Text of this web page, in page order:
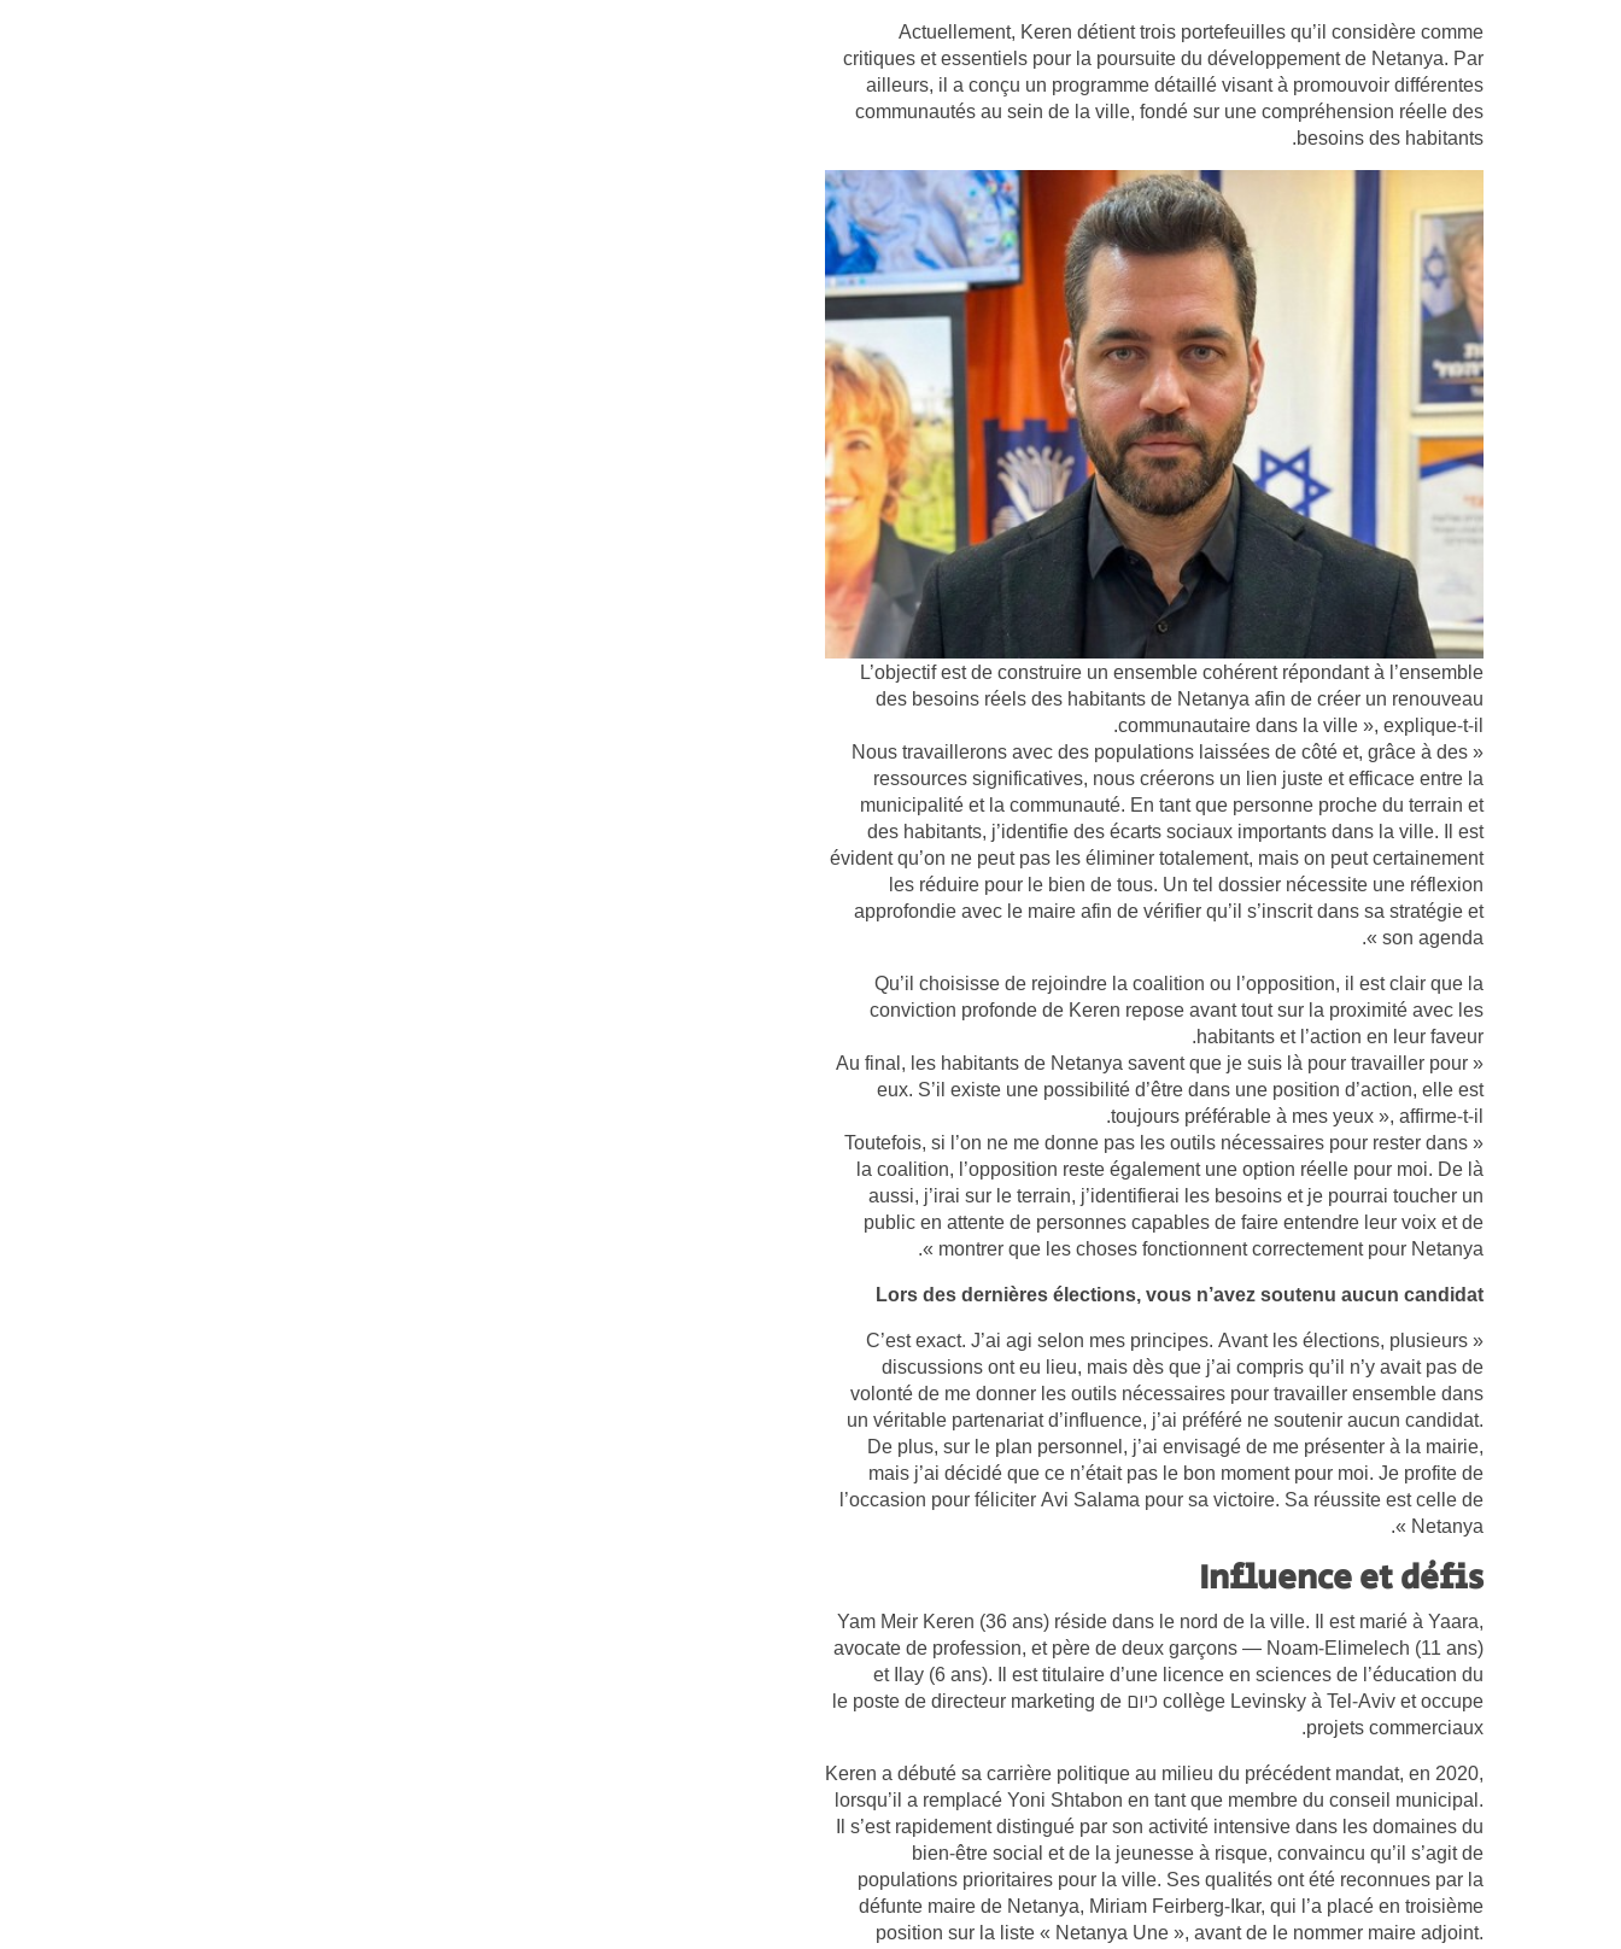
Actuellement, Keren détient trois portefeuilles qu’il considère comme
critiques et essentiels pour la poursuite du développement de Netanya. Par
ailleurs, il a conçu un programme détaillé visant à promouvoir différentes
communautés au sein de la ville, fondé sur une compréhension réelle des
besoins des habitants.
L’objectif est de construire un ensemble cohérent répondant à l’ensemble
des besoins réels des habitants de Netanya afin de créer un renouveau
communautaire dans la ville », explique-t-il.
« Nous travaillerons avec des populations laissées de côté et, grâce à des
ressources significatives, nous créerons un lien juste et efficace entre la
municipalité et la communauté. En tant que personne proche du terrain et
des habitants, j’identifie des écarts sociaux importants dans la ville. Il est
évident qu’on ne peut pas les éliminer totalement, mais on peut certainement
les réduire pour le bien de tous. Un tel dossier nécessite une réflexion
approfondie avec le maire afin de vérifier qu’il s’inscrit dans sa stratégie et
son agenda ».
Qu’il choisisse de rejoindre la coalition ou l’opposition, il est clair que la
conviction profonde de Keren repose avant tout sur la proximité avec les
habitants et l’action en leur faveur.
« Au final, les habitants de Netanya savent que je suis là pour travailler pour
eux. S’il existe une possibilité d’être dans une position d’action, elle est
toujours préférable à mes yeux », affirme-t-il.
« Toutefois, si l’on ne me donne pas les outils nécessaires pour rester dans
la coalition, l’opposition reste également une option réelle pour moi. De là
aussi, j’irai sur le terrain, j’identifierai les besoins et je pourrai toucher un
public en attente de personnes capables de faire entendre leur voix et de
montrer que les choses fonctionnent correctement pour Netanya ».
Lors des dernières élections, vous n’avez soutenu aucun candidat
« C’est exact. J’ai agi selon mes principes. Avant les élections, plusieurs
discussions ont eu lieu, mais dès que j’ai compris qu’il n’y avait pas de
volonté de me donner les outils nécessaires pour travailler ensemble dans
un véritable partenariat d’influence, j’ai préféré ne soutenir aucun candidat.
De plus, sur le plan personnel, j’ai envisagé de me présenter à la mairie,
mais j’ai décidé que ce n’était pas le bon moment pour moi. Je profite de
l’occasion pour féliciter Avi Salama pour sa victoire. Sa réussite est celle de
Netanya ».
Influence et défis
Yam Meir Keren (36 ans) réside dans le nord de la ville. Il est marié à Yaara,
avocate de profession, et père de deux garçons — Noam-Elimelech (11 ans)
et Ilay (6 ans). Il est titulaire d’une licence en sciences de l’éducation du
collège Levinsky à Tel-Aviv et occupe כיום le poste de directeur marketing de
projets commerciaux.
Keren a débuté sa carrière politique au milieu du précédent mandat, en 2020,
lorsqu’il a remplacé Yoni Shtabon en tant que membre du conseil municipal.
Il s’est rapidement distingué par son activité intensive dans les domaines du
bien-être social et de la jeunesse à risque, convaincu qu’il s’agit de
populations prioritaires pour la ville. Ses qualités ont été reconnues par la
défunte maire de Netanya, Miriam Feirberg-Ikar, qui l’a placé en troisième
position sur la liste « Netanya Une », avant de le nommer maire adjoint.